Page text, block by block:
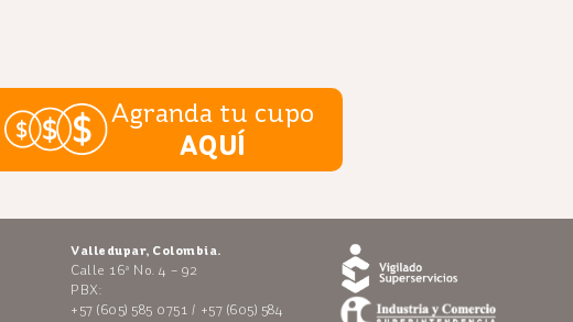
Agranda tu cupo
AQUÍ
Valledupar, Colombia.
Calle 16ª No. 4 – 92
PBX:
+57 (605) 585 0751 / +57 (605) 584